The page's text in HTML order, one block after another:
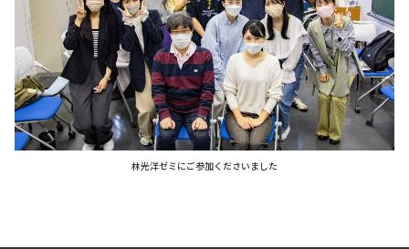
林光洋ゼミにご参加くださいました